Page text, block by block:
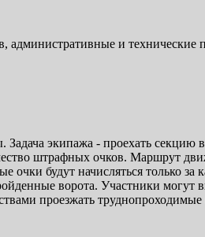
административные и технические
Задача экипажа - проехать секцию
штрафных очков. Маршрут
очки будут начисляться только за
ворота. Участники могут
проезжать труднопроходимые